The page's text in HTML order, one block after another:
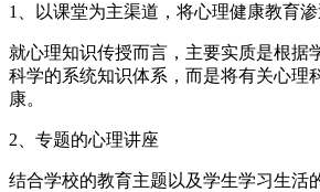
1、以课堂为主渠道，将心理健康教育
就心理知识传授而言，主要实质是根据
科学的系统知识体系，而是将有关心理
康。
2、专题的心理讲座
结合学校的教育主题以及学生学习生活